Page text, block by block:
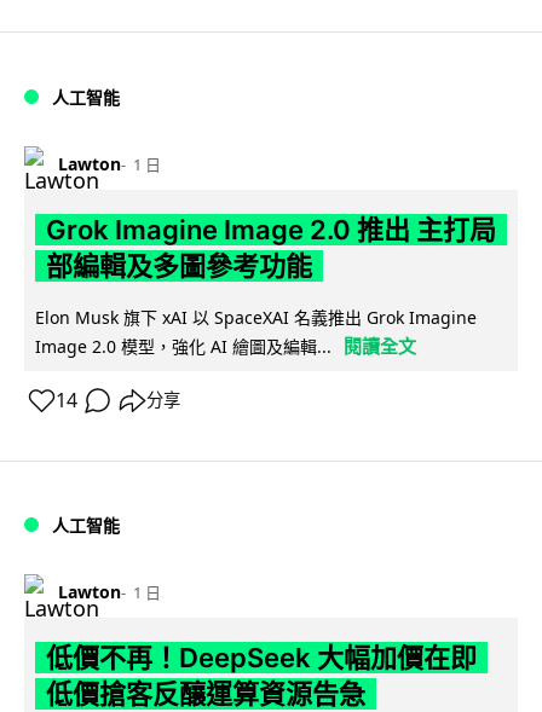
人工智能
Lawton 1 日
Grok Imagine Image 2.0 推出 主打局
部編輯及多圖參考功能
Elon Musk 旗下 xAI 以 SpaceXAI 名義推出 Grok Imagine
Image 2.0 模型，強化 AI 繪圖及編輯...
閱讀全文
14 分享
人工智能
Lawton 1 日
低價不再！DeepSeek 大幅加價在即
低價搶客反釀運算資源告急